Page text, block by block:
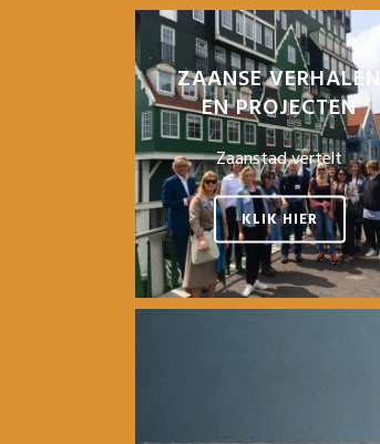
ZAANSE VERHALEN
EN PROJECTEN
Zaanstad vertelt
KLIK HIER